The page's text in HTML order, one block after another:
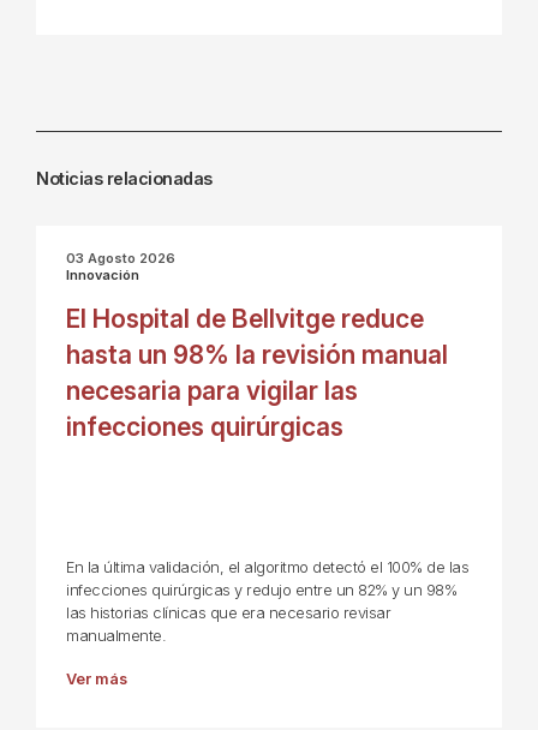
Noticias relacionadas
03 Agosto 2026
Innovación
El Hospital de Bellvitge reduce
hasta un 98% la revisión manual
necesaria para vigilar las
infecciones quirúrgicas
En la última validación, el algoritmo detectó el 100% de las
infecciones quirúrgicas y redujo entre un 82% y un 98%
las historias clínicas que era necesario revisar
manualmente.
Ver más